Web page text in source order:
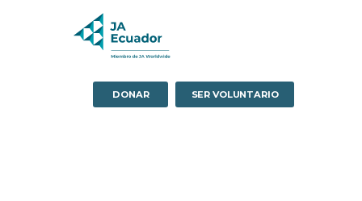
DONAR SER VOLUNTARIO